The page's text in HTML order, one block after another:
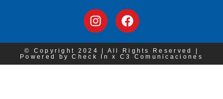
© Copyright 2024 | All Rights Reserved |
Powered by Check In x C3 Comunicaciones